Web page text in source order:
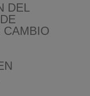
DEL
CAMBIO